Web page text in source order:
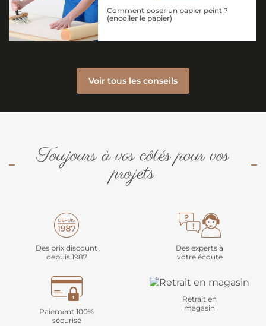
Comment poser un papier peint ?
(encoller le papier)
Voir tous les conseils
Toujours à vos côtés pour vos
projets
Des prix discount
depuis 1987
Des experts à
votre écoute
Paiement 100%
sécurisé
Retrait en
magasin